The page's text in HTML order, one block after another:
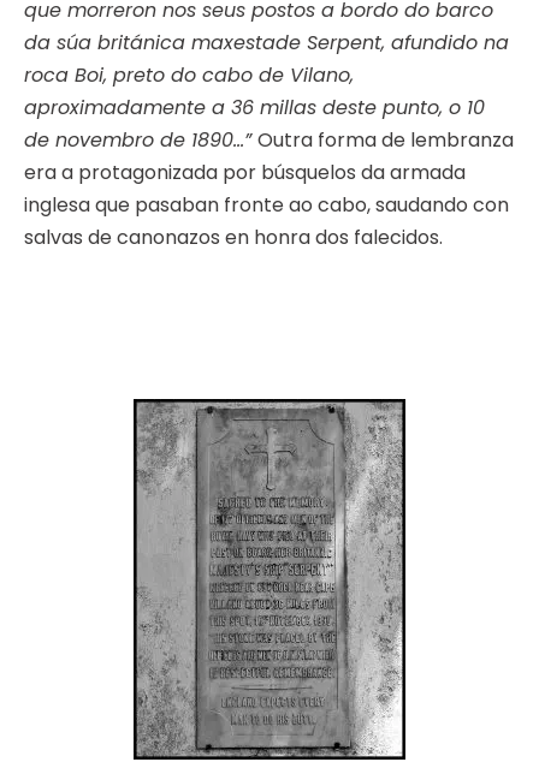
que morreron nos seus postos a bordo do barco
da súa británica maxestade Serpent, afundido na
roca Boi, preto do cabo de Vilano,
aproximadamente a 36 millas deste punto, o 10
de novembro de 1890…”Outra forma de lembranza
era a protagonizada por búsquelos da armada
inglesa que pasaban fronte ao cabo, saudando con
salvas de canonazos en honra dos falecidos.